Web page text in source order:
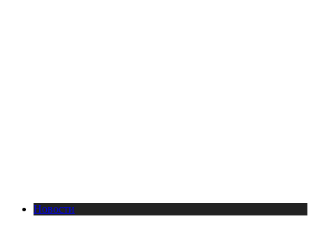
Новости